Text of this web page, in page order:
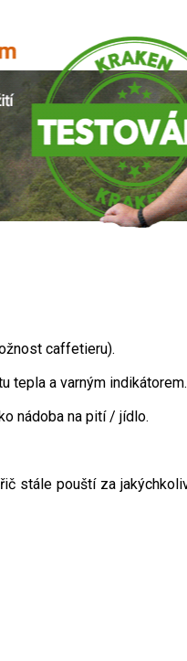
caffetieru).
tepla a varným indikátorem.
nádoba na pití / jídlo.
stále pouští za